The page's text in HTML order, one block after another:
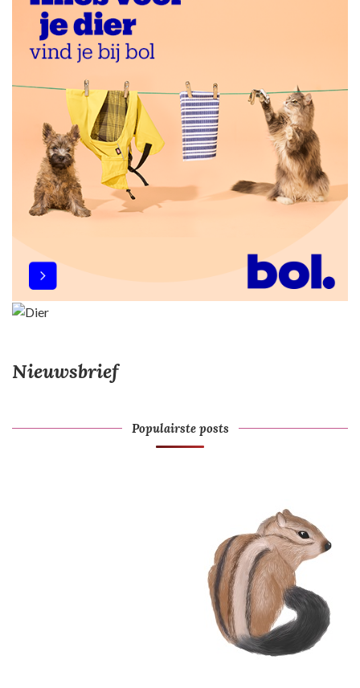
Nieuwsbrief
Populairste posts